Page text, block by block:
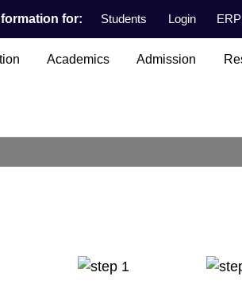
for: Students Login
Academics Admission